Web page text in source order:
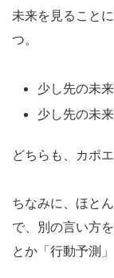
未来を見ること
つ。
少し先の未
少し先の未
どちらも、カポ
ちなみに、ほと
で、別の言い方
とか「行動予測」